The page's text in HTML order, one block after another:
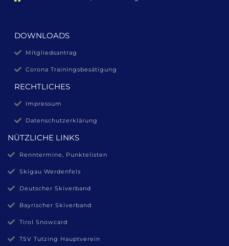
DOWNLOADS
Mitgliedsantrag
Corona Trainingsbesätigung
RECHTLICHES
Impressum
Datenschutzerklärung
NÜTZLICHE LINKS
Renntermine, Punktelisten
Skigau Werdenfels
Deutscher Skiverband
Bayrischer Skiverband
Tirol Snowcard
TSV Tutzing Hauptverein